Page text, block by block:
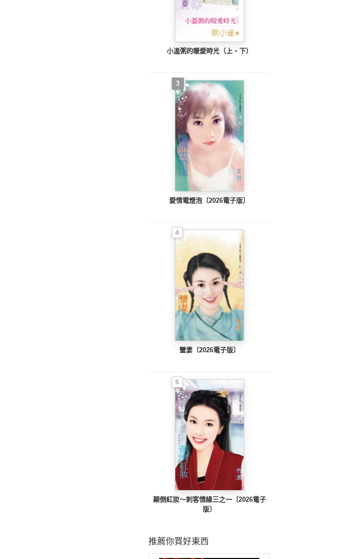
小溫粥的暖愛時光（上、下）
3
愛情電燈泡〔2026電子版〕
4
蠻妻〔2026電子版〕
5
顛倒紅妝～刺客情緣三之一〔2026電子
版〕
推薦你買好東西